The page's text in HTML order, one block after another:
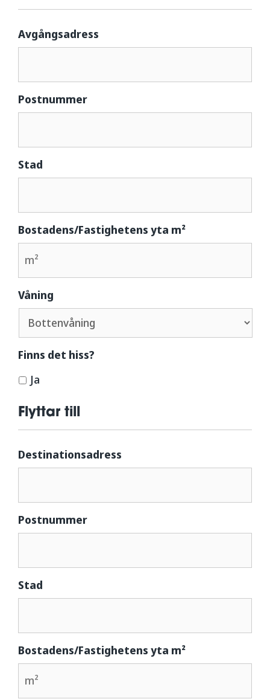
Avgångsadress
Postnummer
Stad
Bostadens/Fastighetens yta m²
Våning
Finns det hiss?
Ja
Flyttar till
Destinationsadress
Postnummer
Stad
Bostadens/Fastighetens yta m²